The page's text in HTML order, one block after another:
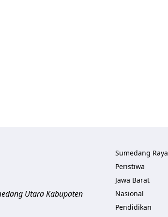
UtaraKabupaten
Sumedang Raya
Peristiwa
Jawa Barat
Nasional
Pendidikan